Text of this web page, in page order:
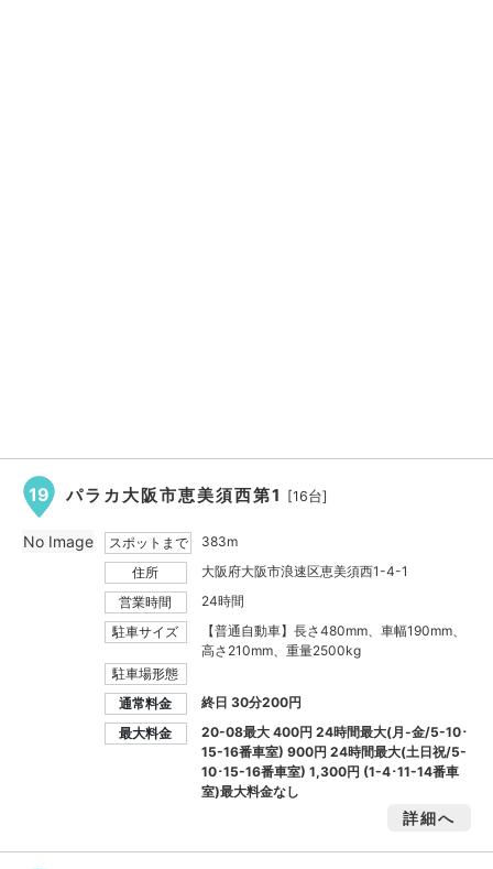
19 パラカ大阪市恵美須西第1 [16台]
スポットまで
383m
住所
大阪府大阪市浪速区恵美須西1-4-1
営業時間
24時間
駐車サイズ
【普通自動車】長さ480mm、車幅190mm、
高さ210mm、重量2500kg
駐車場形態
通常料金
終日 30分200円
最大料金
20-08最大400円24時間最大(月-金/5-10･
15-16番車室)900円24時間最大(土日祝/5-
10･15-16番車室)1,300円 (1-4･11-14番車
室)最大料金なし
詳細へ
No Image